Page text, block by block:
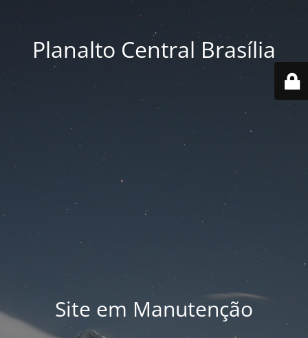
Planalto Central Brasília
Site em Manutenção